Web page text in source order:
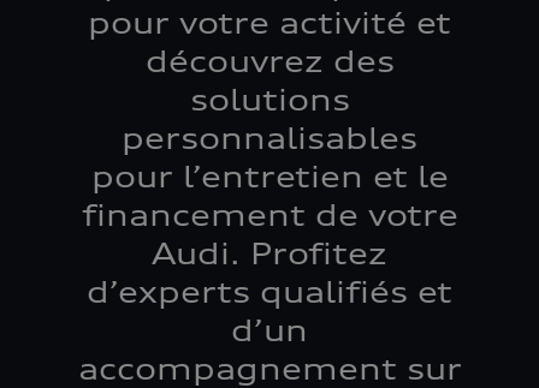
pour votre activité et
découvrez des
solutions
personnalisables
pour l’entretien et le
financement de votre
Audi. Profitez
d’experts qualifiés et
d’un
accompagnement sur